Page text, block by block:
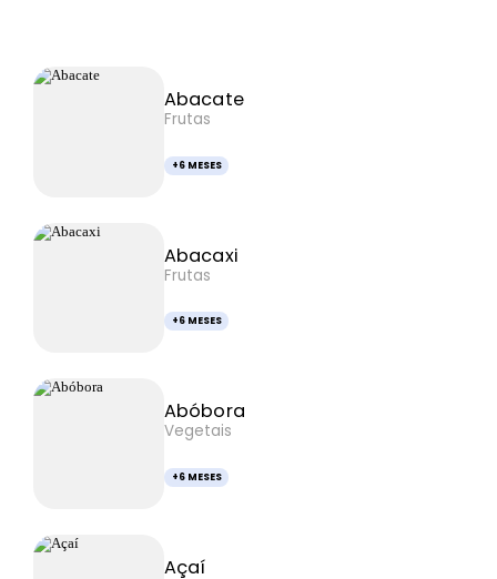
Abacate
Frutas
+6 MESES
Abacaxi
Frutas
+6 MESES
Abóbora
Vegetais
+6 MESES
Açaí